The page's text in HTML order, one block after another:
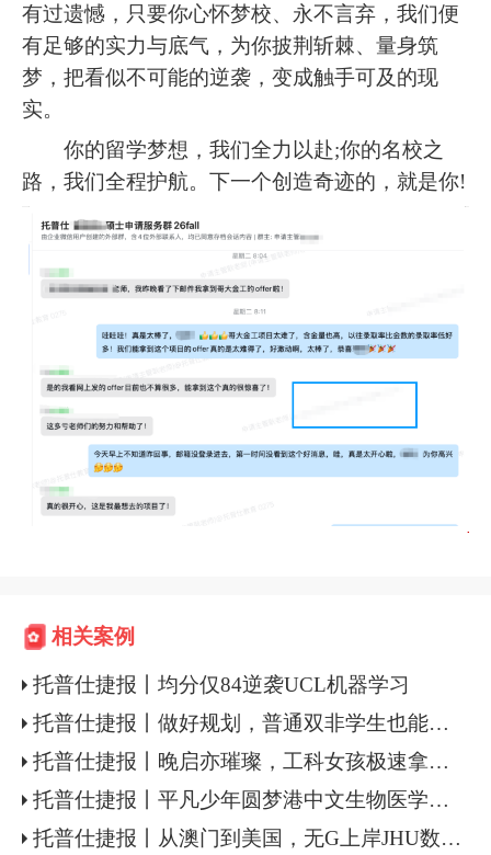
有过遗憾，只要你心怀梦校、永不言弃，我们便
有足够的实力与底气，为你披荆斩棘、量身筑
梦，把看似不可能的逆袭，变成触手可及的现
实。
你的留学梦想，我们全力以赴;你的名校之
路，我们全程护航。下一个创造奇迹的，就是你!
相关案例
托普仕捷报丨均分仅84逆袭UCL机器学习
托普仕捷报丨做好规划，普通双非学生也能逆袭UCL
托普仕捷报丨晚启亦璀璨，工科女孩极速拿下港新名校计算机硕士
托普仕捷报丨平凡少年圆梦港中文生物医学工程硕士
托普仕捷报丨从澳门到美国，无G上岸JHU数据科学+港大商分